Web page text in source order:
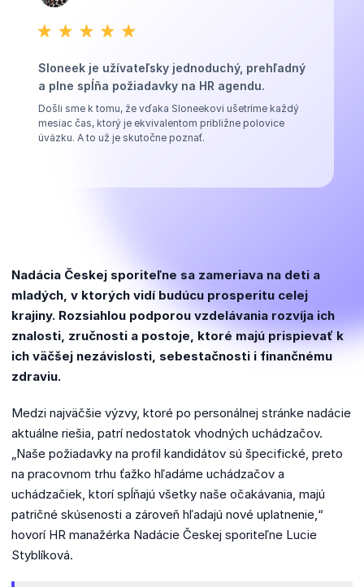
Sloneek je užívateľsky jednoduchý, prehľadný
a plne spĺňa požiadavky na HR agendu.
Došli sme k tomu, že vďaka Sloneekovi ušetríme každý
mesiac čas, ktorý je ekvivalentom približne polovice
úväzku. A to už je skutočne poznať.
Nadácia Českej sporiteľne sa zameriava na deti a
mladých, v ktorých vidí budúcu prosperitu celej
krajiny. Rozsiahlou podporou vzdelávania rozvíja ich
znalosti, zručnosti a postoje, ktoré majú prispievať k
ich väčšej nezávislosti, sebestačnosti i finančnému
zdraviu.
Medzi najväčšie výzvy, ktoré po personálnej stránke nadácie
aktuálne riešia, patrí nedostatok vhodných uchádzačov.
„Naše požiadavky na profil kandidátov sú špecifické, preto
na pracovnom trhu ťažko hľadáme uchádzačov a
uchádzačiek, ktorí spĺňajú všetky naše očakávania, majú
patričné ​​skúsenosti a zároveň hľadajú nové uplatnenie,“
hovorí HR manažérka Nadácie Českej sporiteľne Lucie
Styblíková.